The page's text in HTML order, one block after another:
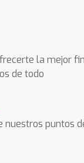
la mejor
de todo
puntos